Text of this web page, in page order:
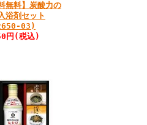
無料】炭酸力の
浴剤セット
03)
円 (税込)